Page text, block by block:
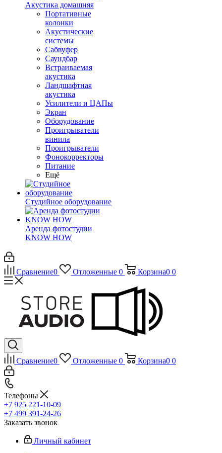
Акустика домашняя
Портативные
колонки
Акустические
системы
Сабвуфер
Саундбар
Встраиваемая
акустика
Ландшафтная
акустика
Усилители и ЦАПы
Экран
Оборудование
Проигрыватели
винила
Проигрыватели
Фонокорректоры
Питание
Ещё
Студийное оборудование
Аренда фотостудии
KNOW HOW
Сравнение0 Отложенные 0 Корзина0 0
Сравнение0 Отложенные 0 Корзина0 0
Телефоны
+7 925 221-10-09
+7 499 391-24-26
Заказать звонок
Личный кабинет